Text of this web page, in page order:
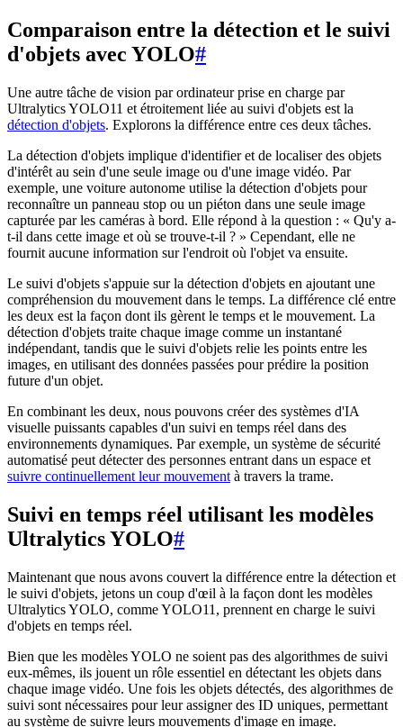
Comparaison entre la détection et le suivi
d'objets avec YOLO#
Une autre tâche de vision par ordinateur prise en charge par
Ultralytics YOLO11 et étroitement liée au suivi d'objets est la
détection d'objets. Explorons la différence entre ces deux tâches.
La détection d'objets implique d'identifier et de localiser des objets
d'intérêt au sein d'une seule image ou d'une image vidéo. Par
exemple, une voiture autonome utilise la détection d'objets pour
reconnaître un panneau stop ou un piéton dans une seule image
capturée par les caméras à bord. Elle répond à la question : « Qu'y a-
t-il dans cette image et où se trouve-t-il ? » Cependant, elle ne
fournit aucune information sur l'endroit où l'objet va ensuite.
Le suivi d'objets s'appuie sur la détection d'objets en ajoutant une
compréhension du mouvement dans le temps. La différence clé entre
les deux est la façon dont ils gèrent le temps et le mouvement. La
détection d'objets traite chaque image comme un instantané
indépendant, tandis que le suivi d'objets relie les points entre les
images, en utilisant des données passées pour prédire la position
future d'un objet.
En combinant les deux, nous pouvons créer des systèmes d'IA
visuelle puissants capables d'un suivi en temps réel dans des
environnements dynamiques. Par exemple, un système de sécurité
automatisé peut détecter des personnes entrant dans un espace et
suivre continuellement leur mouvement à travers la trame.
Suivi en temps réel utilisant les modèles
Ultralytics YOLO#
Maintenant que nous avons couvert la différence entre la détection et
le suivi d'objets, jetons un coup d'œil à la façon dont les modèles
Ultralytics YOLO, comme YOLO11, prennent en charge le suivi
d'objets en temps réel.
Bien que les modèles YOLO ne soient pas des algorithmes de suivi
eux-mêmes, ils jouent un rôle essentiel en détectant les objets dans
chaque image vidéo. Une fois les objets détectés, des algorithmes de
suivi sont nécessaires pour leur assigner des ID uniques, permettant
au système de suivre leurs mouvements d'image en image.